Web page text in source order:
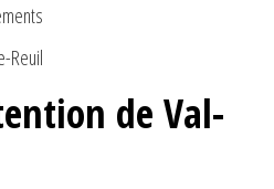
Reuil
de Val-